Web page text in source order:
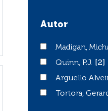
Autor
Madigan, Michael
Madigan,
Quinn, P.J.
Quinn, P.J.
[2]
Arguello Alveira,
Arguello
Tortora, Gerard J.
Tortora,